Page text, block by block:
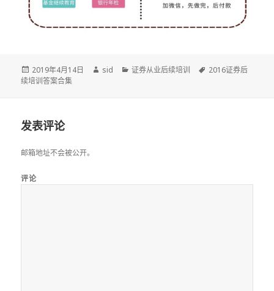
发
布
2019年4月14日
作
sid
分
证券从业后续培训
标
2016证券后
续培训答案合集
发表评论
邮箱地址不会被公开。
评论